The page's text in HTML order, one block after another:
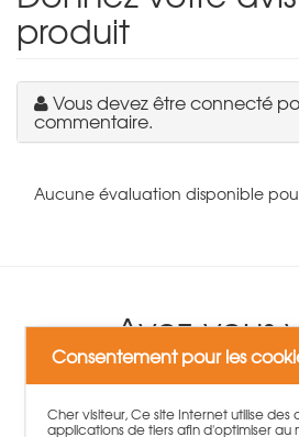
produit
Vous devez être connecté
commentaire.
Aucune évaluation disponible
Avez-vous
Consentement pour les
Cher visiteur, Ce site Internet utilise des
applications de tiers afin d'optimiser au